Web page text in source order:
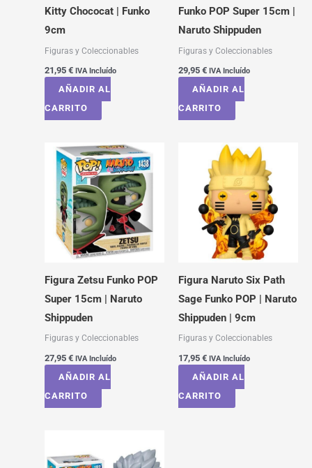
Kitty Chococat | Funko
9cm
Figuras y Coleccionables
21,95 € IVA Incluído
AÑADIR AL
CARRITO
Funko POP Super 15cm |
Naruto Shippuden
Figuras y Coleccionables
29,95 € IVA Incluído
AÑADIR AL
CARRITO
Figura Zetsu Funko POP
Super 15cm | Naruto
Shippuden
Figuras y Coleccionables
27,95 € IVA Incluído
AÑADIR AL
CARRITO
Figura Naruto Six Path
Sage Funko POP | Naruto
Shippuden | 9cm
Figuras y Coleccionables
17,95 € IVA Incluído
AÑADIR AL
CARRITO